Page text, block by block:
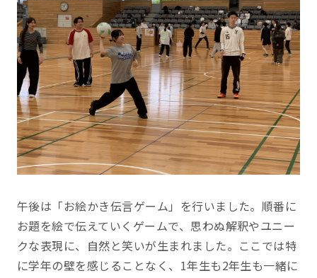
午後は「お絵かき伝言ゲーム」を行いました。順番に
お題を絵で伝えていくゲームで、思わぬ解釈やユニー
クな表現に、自然と笑いが生まれました。ここでは特
に学年の壁を感じることなく、1年生も2年生も一緒に